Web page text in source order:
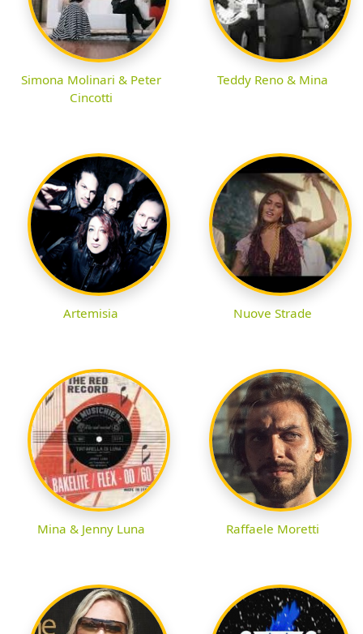
Simona Molinari & Peter
Cincotti
Teddy Reno & Mina
Artemisia Nuove Strade
Mina & Jenny Luna Raffaele Moretti